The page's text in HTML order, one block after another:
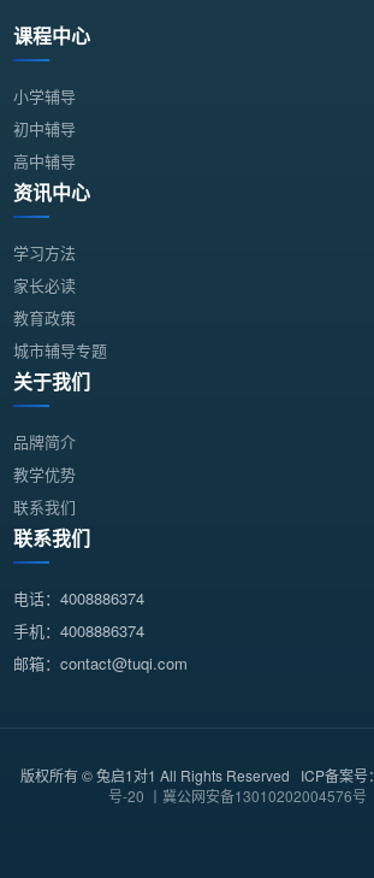
课程中心
小学辅导
初中辅导
高中辅导
资讯中心
学习方法
家长必读
教育政策
城市辅导专题
关于我们
品牌简介
教学优势
联系我们
联系我们
电话：4008886374
手机：4008886374
邮箱：contact@tuqi.com
版权所有 © 兔启1对1 All Rights Reserved ICP备案号：
号-20 丨冀公网安备13010202004576号